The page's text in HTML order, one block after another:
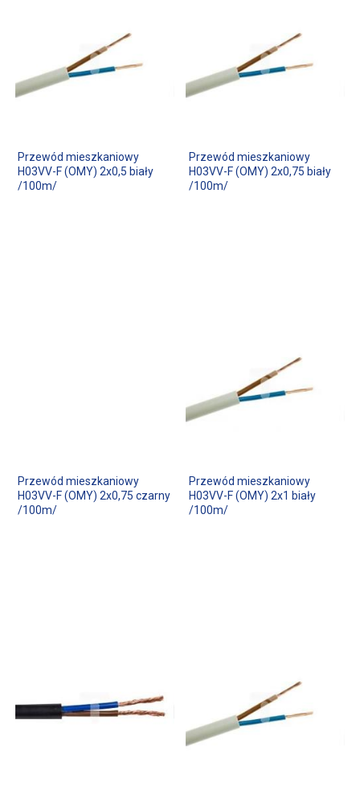
Przewód mieszkaniowy
H03VV-F (OMY) 2x0,5 biały
/100m/
Przewód mieszkaniowy
H03VV-F (OMY) 2x0,75 biały
/100m/
Przewód mieszkaniowy
H03VV-F (OMY) 2x0,75 czarny
/100m/
Przewód mieszkaniowy
H03VV-F (OMY) 2x1 biały
/100m/